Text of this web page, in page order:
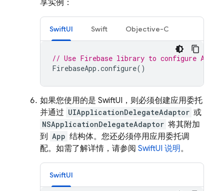
享实例：
SwiftUI Swift Objective-C
// Use Firebase library to configure APIs
FirebaseApp .configure()
如果您使用的是 SwiftUI，则必须创建应用委托
并通过 UIApplicationDelegateAdaptor 或
NSApplicationDelegateAdaptor 将其附加
到 App 结构体。您还必须停用应用委托调
配。如需了解详情，请参阅 SwiftUI 说明。
SwiftUI